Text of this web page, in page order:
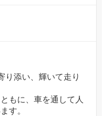
り添い、輝いて走り
もに、車を通して人
す。